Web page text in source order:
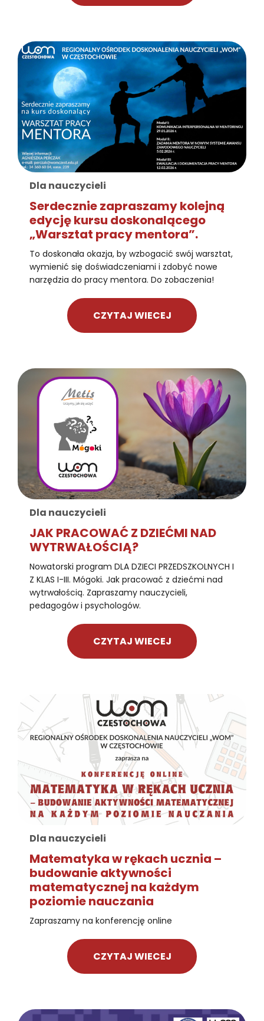
Dla nauczycieli
Serdecznie zapraszamy kolejną
edycję kursu doskonalącego
„Warsztat pracy mentora”.
To doskonała okazja, by wzbogacić swój warsztat,
wymienić się doświadczeniami i zdobyć nowe
narzędzia do pracy mentora. Do zobaczenia!
CZYTAJ WIECEJ
Dla nauczycieli
JAK PRACOWAĆ Z DZIEĆMI NAD
WYTRWAŁOŚCIĄ?
Nowatorski program DLA DZIECI PRZEDSZKOLNYCH I
Z KLAS I-III. Mógoki. Jak pracować z dziećmi nad
wytrwałością. Zapraszamy nauczycieli,
pedagogów i psychologów.
CZYTAJ WIECEJ
Dla nauczycieli
Matematyka w rękach ucznia –
budowanie aktywności
matematycznej na każdym
poziomie nauczania
Zapraszamy na konferencję online
CZYTAJ WIECEJ